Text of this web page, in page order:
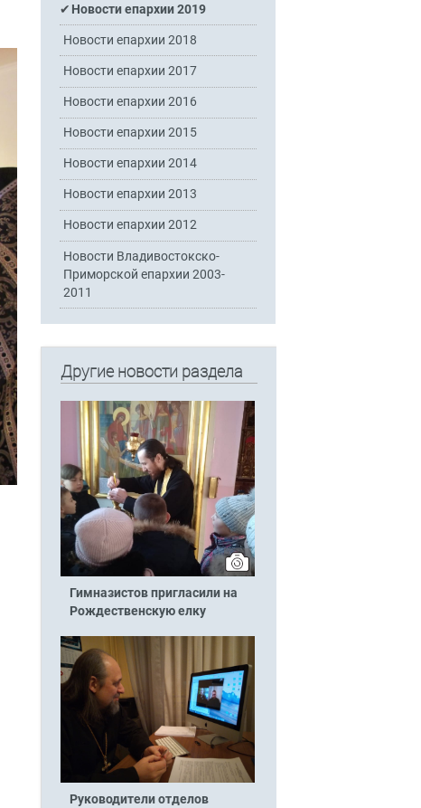
Новости епархии 2019
Новости епархии 2018
Новости епархии 2017
Новости епархии 2016
Новости епархии 2015
Новости епархии 2014
Новости епархии 2013
Новости епархии 2012
Новости Владивостокско-
Приморской епархии 2003-
2011
Другие новости раздела
Гимназистов пригласили на
Рождественскую елку
Руководители отделов